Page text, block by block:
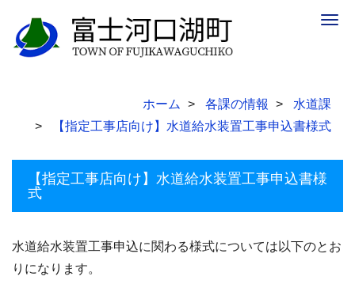
ホーム 各課の情報
水道課
【指定工事店向け】水道給水装置工事申込書様式
【指定工事店向け】水道給水装置工事申込書様
式
水道給水装置工事申込に関わる様式については以下のとお
りになります。